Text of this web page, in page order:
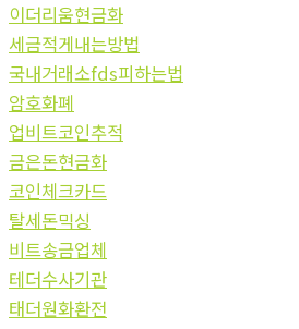
이더리움현금화
세금적게내는방법
국내거래소fds피하는법
암호화폐
업비트코인추적
금은돈현금화
코인체크카드
탈세돈믹싱
비트송금업체
테더수사기관
태더원화환전